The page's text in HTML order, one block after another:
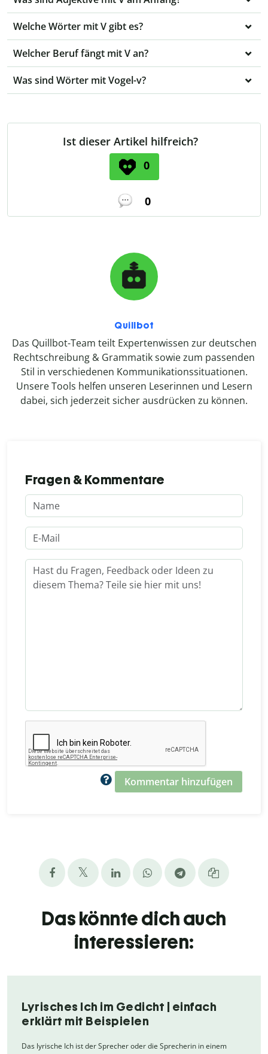
Welche Wörter mit V gibt es?
Welcher Beruf fängt mit V an?
Was sind Wörter mit Vogel-v?
Ist dieser Artikel hilfreich?
0
0
Quillbot
Das Quillbot-Team teilt Expertenwissen zur deutschen
Rechtschreibung & Grammatik sowie zum passenden
Stil in verschiedenen Kommunikationssituationen.
Unsere Tools helfen unseren Leserinnen und Lesern
dabei, sich jederzeit sicher ausdrücken zu können.
Fragen & Kommentare
Kommentar hinzufügen
Das könnte dich auch
interessieren:
Lyrisches Ich im Gedicht | einfach
erklärt mit Beispielen
Das lyrische Ich ist der Sprecher oder die Sprecherin in einem